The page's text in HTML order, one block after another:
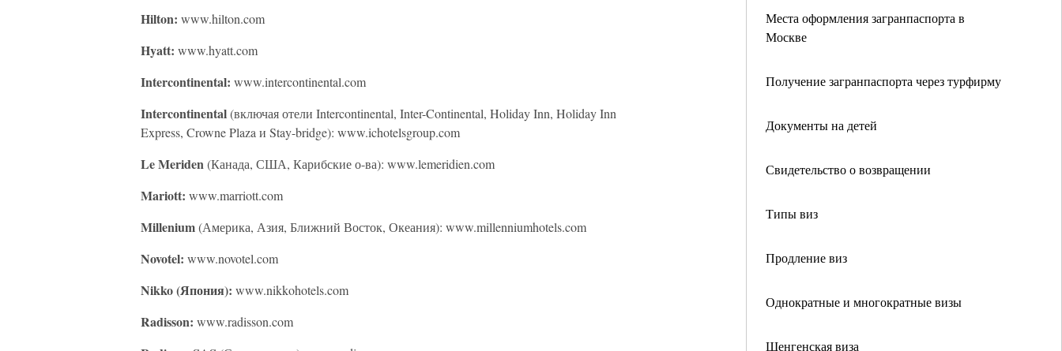
Места оформления загранпаспорта в
Москве
Получение загранпаспорта через турфирму
Документы на детей
Свидетельство о возвращении
Типы виз
Продление виз
Однократные и многократные визы
Шенгенская виза
Hilton: www.hilton.com
Hyatt: www.hyatt.com
Intercontinental: www.intercontinental.com
Intercontinental(включая отели Intercontinental, Inter-Continental, Holiday Inn, Holiday Inn
Express, Crowne Plaza и Stay-bridge): www.ichotelsgroup.com
Le Meriden(Канада, США, Карибские о-ва): www.lemeridien.com
Mariott: www.marriott.com
Millenium(Америка, Азия, Ближний Восток, Океания): www.millenniumhotels.com
Novotel: www.novotel.com
Nikko (Япония): www.nikkohotels.com
Radisson: www.radisson.com